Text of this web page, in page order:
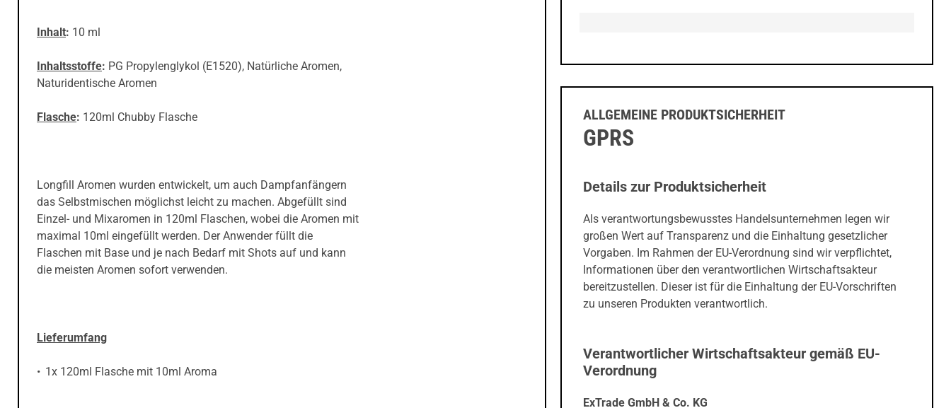
Inhalt: 10 ml
Inhaltsstoffe: PG Propylenglykol (E1520), Natürliche Aromen,
Naturidentische Aromen
Flasche: 120ml Chubby Flasche
Longfill Aromen wurden entwickelt, um auch Dampfanfängern
das Selbstmischen möglichst leicht zu machen. Abgefüllt sind
Einzel- und Mixaromen in 120ml Flaschen, wobei die Aromen mit
maximal 10ml eingefüllt werden. Der Anwender füllt die
Flaschen mit Base und je nach Bedarf mit Shots auf und kann
die meisten Aromen sofort verwenden.
Lieferumfang
1x 120ml Flasche mit 10ml Aroma
ALLGEMEINE PRODUKTSICHERHEIT
GPRS
Details zur Produktsicherheit
Als verantwortungsbewusstes Handelsunternehmen legen wir
großen Wert auf Transparenz und die Einhaltung gesetzlicher
Vorgaben. Im Rahmen der EU-Verordnung sind wir verpflichtet,
Informationen über den verantwortlichen Wirtschaftsakteur
bereitzustellen. Dieser ist für die Einhaltung der EU-Vorschriften
zu unseren Produkten verantwortlich.
Verantwortlicher Wirtschaftsakteur gemäß EU-
Verordnung
ExTrade GmbH & Co. KG